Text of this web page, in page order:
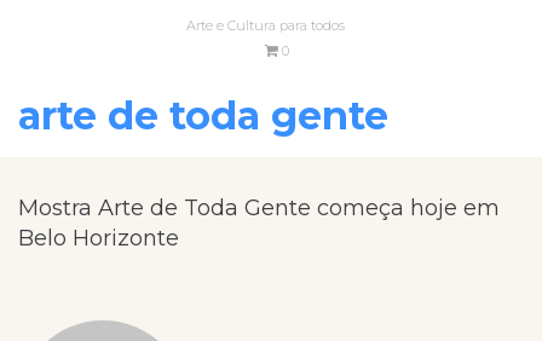
Arte e Cultura para todos
0
arte de toda gente
Mostra Arte de Toda Gente começa hoje em
Belo Horizonte